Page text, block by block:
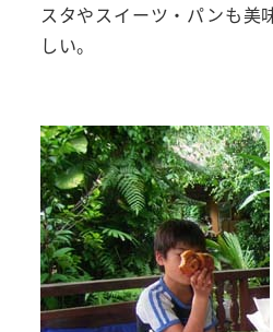
スタやスイーツ・パンも美
しい。